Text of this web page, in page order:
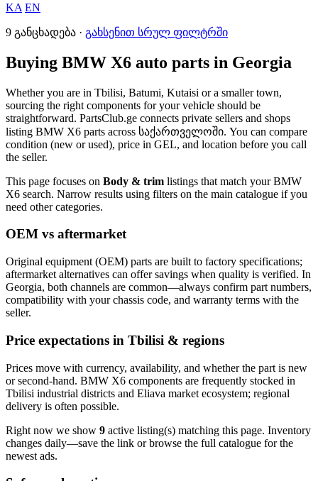
KA EN
9 განცხადება · გახსენით სრულ ფილტრში
Buying BMW X6 auto parts in Georgia
Whether you are in Tbilisi, Batumi, Kutaisi or a smaller town,
sourcing the right components for your vehicle should be
straightforward. PartsClub.ge connects private sellers and shops
listing BMW X6 parts across საქართველოში. You can compare
condition (new or used), price in GEL, and location before you call
the seller.
This page focuses on Body & trim listings that match your BMW
X6 search. Narrow results using filters on the main catalogue if you
need other categories.
OEM vs aftermarket
Original equipment (OEM) parts are built to factory specifications;
aftermarket alternatives can offer savings when quality is verified. In
Georgia, both channels are common—always confirm part numbers,
compatibility with your chassis code, and warranty terms with the
seller.
Price expectations in Tbilisi & regions
Prices move with currency, availability, and whether the part is new
or second-hand. BMW X6 components are frequently stocked in
Tbilisi industrial districts and Eliava market ecosystem; regional
delivery is often possible.
Right now we show 9 active listing(s) matching this page. Inventory
changes daily—save the link or browse the full catalogue for the
newest ads.